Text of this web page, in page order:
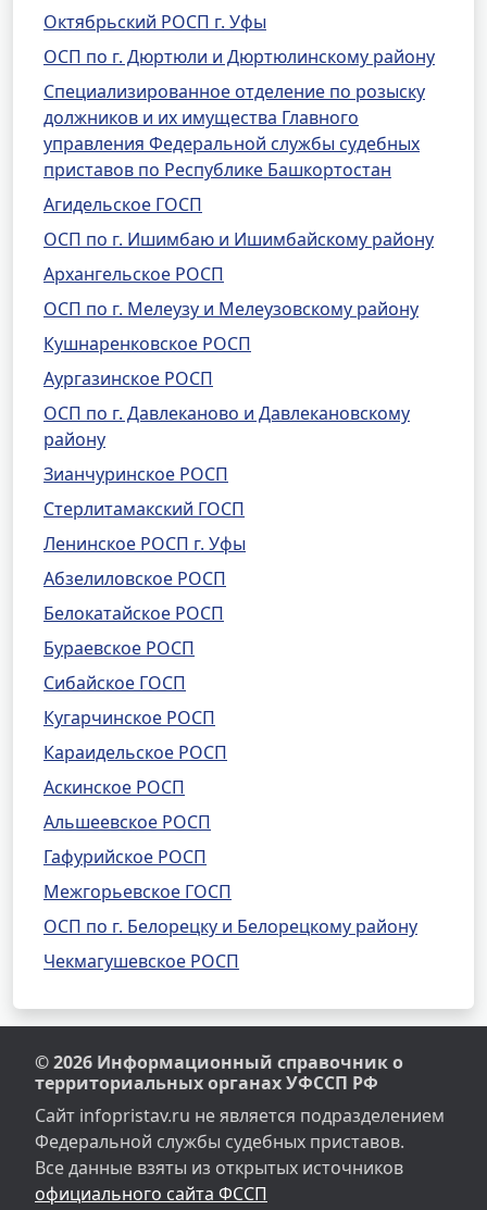
Октябрьский РОСП г. Уфы
ОСП по г. Дюртюли и Дюртюлинскому району
Специализированное отделение по розыску
должников и их имущества Главного
управления Федеральной службы судебных
приставов по Республике Башкортостан
Агидельское ГОСП
ОСП по г. Ишимбаю и Ишимбайскому району
Архангельское РОСП
ОСП по г. Мелеузу и Мелеузовскому району
Кушнаренковское РОСП
Аургазинское РОСП
ОСП по г. Давлеканово и Давлекановскому
району
Зианчуринское РОСП
Стерлитамакский ГОСП
Ленинское РОСП г. Уфы
Абзелиловское РОСП
Белокатайское РОСП
Бураевское РОСП
Сибайское ГОСП
Кугарчинское РОСП
Караидельское РОСП
Аскинское РОСП
Альшеевское РОСП
Гафурийское РОСП
Межгорьевское ГОСП
ОСП по г. Белорецку и Белорецкому району
Чекмагушевское РОСП
© 2026 Информационный справочник о
территориальных органах УФССП РФ
Сайт infopristav.ru не является подразделением
Федеральной службы судебных приставов.
Все данные взяты из открытых источников
официального сайта ФССП